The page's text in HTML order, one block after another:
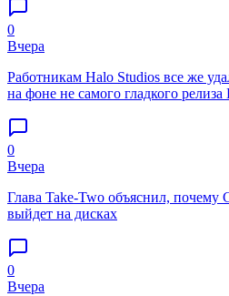
0
Вчера
Работникам Halo Studios все же
на фоне не самого гладкого
0
Вчера
Глава Take-Two объяснил, почему
выйдет на дисках
0
Вчера